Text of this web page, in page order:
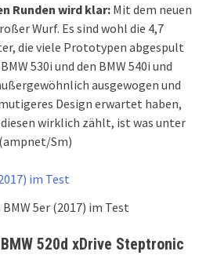
Runden wird klar: Mit dem neuen
Wurf. Es sind wohl die 4,7
die viele Prototypen abgespult
530i und den BMW 540i und
ausgewogen und
Design erwartet haben,
wirklich zählt, ist was unter
Sm)
BMW 5er (2017) im Test
520d xDrive Steptronic